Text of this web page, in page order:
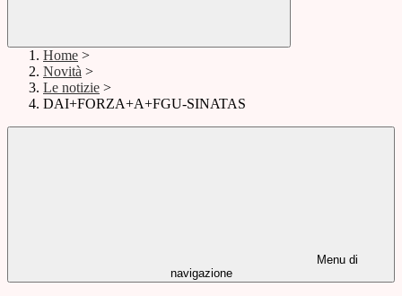
Home >
Novità >
Le notizie >
DAI+FORZA+A+FGU-SINATAS
Menu di
navigazione